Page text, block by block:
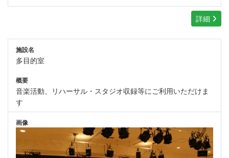
詳細
施設名
多目的室
概要
音楽活動、リハーサル・スタジオ収録等にご利用いただけま
す
画像